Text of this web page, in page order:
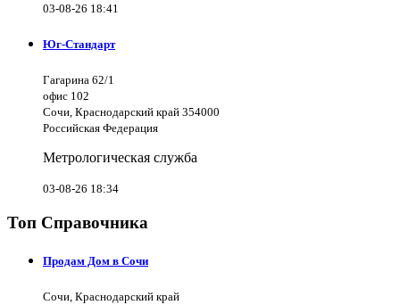
03-08-26 18:41
Юг-Стандарт
Гагарина 62/1
офис 102
Сочи, Краснодарский край 354000
Российская Федерация
Метрологическая служба
03-08-26 18:34
Топ Справочника
Продам Дом в Сочи
Сочи, Краснодарский край